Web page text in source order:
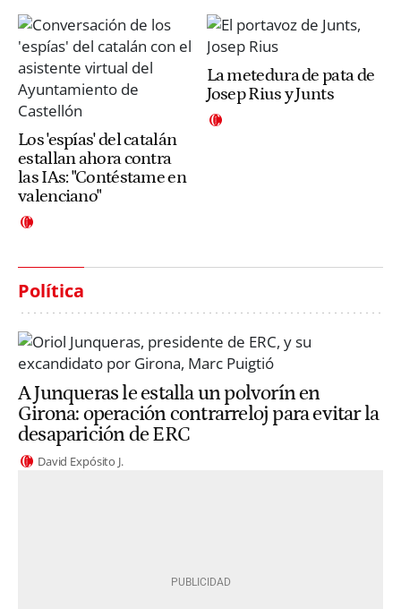
Los 'espías' del catalán
estallan ahora contra
las IAs: "Contéstame en
valenciano"
La metedura de pata de
Josep Rius y Junts
Política
A Junqueras le estalla un polvorín en
Girona: operación contrarreloj para evitar la
desaparición de ERC
David Expósito J.